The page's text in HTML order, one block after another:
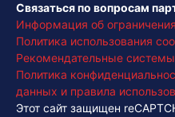
Связаться по вопросам
Информация об
Политика использования
Рекомендательные системы
Политика
данных и правила
Этот сайт защищен